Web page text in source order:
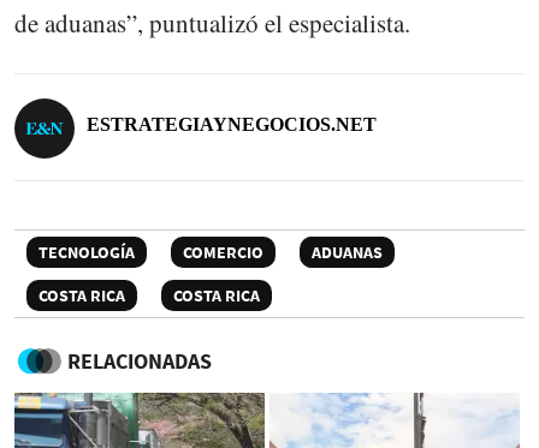
de aduanas”, puntualizó el especialista.
ESTRATEGIAYNEGOCIOS.NET
TECNOLOGÍA COMERCIO
ADUANAS
COSTA RICA
COSTA RICA
RELACIONADAS